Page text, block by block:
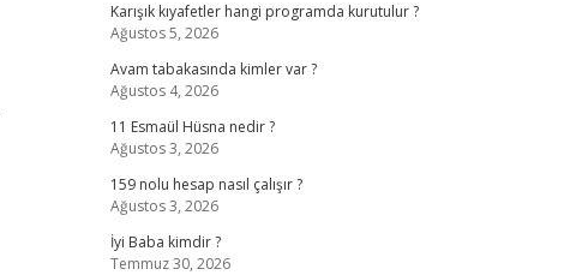
Karışık kıyafetler hangi programda kurutulur ?
Ağustos 5, 2026
Avam tabakasında kimler var ?
Ağustos 4, 2026
11 Esmaül Hüsna nedir ?
Ağustos 3, 2026
159 nolu hesap nasıl çalışır ?
Ağustos 3, 2026
İyi Baba kimdir ?
Temmuz 30, 2026